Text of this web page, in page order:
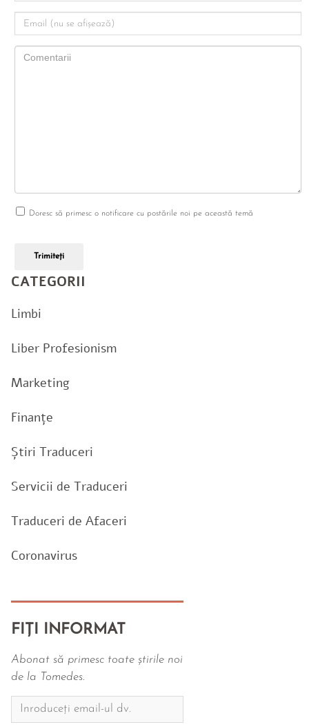
Doresc să primesc o notificare cu postările noi pe această temă
Trimiteți
CATEGORII
Limbi
Liber Profesionism
Marketing
Finanțe
Știri Traduceri
Servicii de Traduceri
Traduceri de Afaceri
Coronavirus
FIȚI INFORMAT
Abonat să primesc toate știrile noi
de la Tomedes.